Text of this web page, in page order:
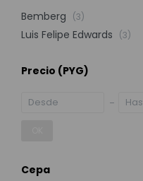
Bemberg
(3)
Luis Felipe Edwards (3)
Precio (PYG)
Cepa